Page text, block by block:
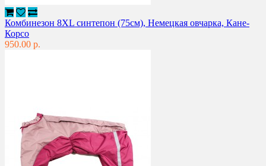
Комбинезон 8XL синтепон (75см), Немецкая овчарка, Кане-
Корсо
950.00 р.